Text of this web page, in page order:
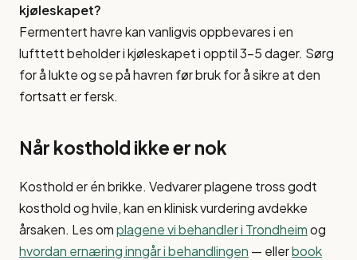
kjøleskapet?
Fermentert havre kan vanligvis oppbevares i en
lufttett beholder i kjøleskapet i opptil 3-5 dager. Sørg
for å lukte og se på havren før bruk for å sikre at den
fortsatt er fersk.
Når kosthold ikke er nok
Kosthold er én brikke. Vedvarer plagene tross godt
kosthold og hvile, kan en klinisk vurdering avdekke
årsaken. Les omplagene vi behandler i Trondheimog
hvordan ernæring inngår i behandlingen — ellerbook